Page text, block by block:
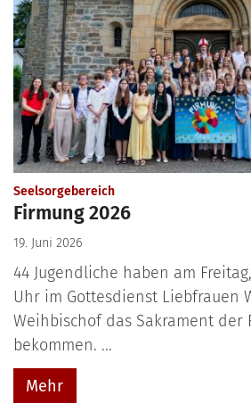
Seelsorgebereich:
Firmung 2026
19. Juni 2026
44 Jugendliche haben am Freitag,
Uhr im Gottesdienst Liebfrauen
Weihbischof das Sakrament der
bekommen. ...
Mehr